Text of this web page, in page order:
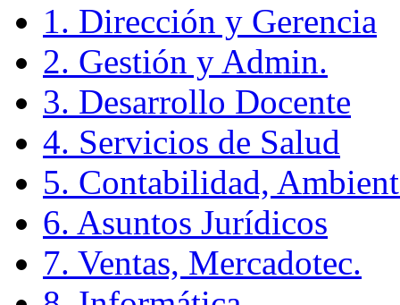
1. Dirección y Gerencia
2. Gestión y Admin.
3. Desarrollo Docente
4. Servicios de Salud
5. Contabilidad,
6. Asuntos Jurídicos
7. Ventas, Mercadotec.